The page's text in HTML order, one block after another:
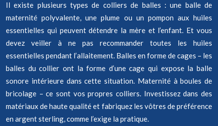
Il existe plusieurs types de colliers de balles : une balle de
maternité polyvalente, une plume ou un pompon aux huiles
essentielles qui peuvent détendre la mère et l’enfant. Et vous
devez veiller à ne pas recommander toutes les huiles
essentielles pendant l’allaitement. Balles en forme de cages – les
balles du collier ont la forme d’une cage qui expose la balle
sonore intérieure dans cette situation. Maternité à boules de
bricolage – ce sont vos propres colliers. Investissez dans des
matériaux de haute qualité et fabriquez les vôtres de préférence
en argent sterling, comme l’exige la pratique.